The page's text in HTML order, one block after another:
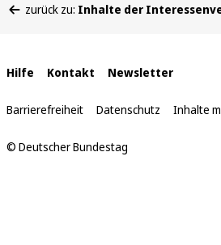
befinden
zurück zu: Inhalte der
Interne
Links
Hilfe Kontakt Newsletter
Barrierefreiheit Datenschutz Inhalte
© Deutscher Bundestag